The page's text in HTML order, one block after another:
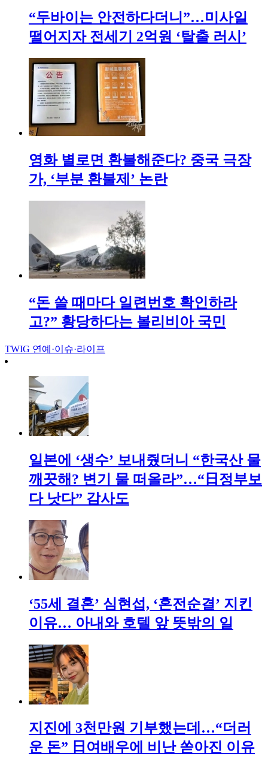
“두바이는 안전하다더니”…미사일
떨어지자 전세기 2억원 ‘탈출 러시’
영화 별로면 환불해준다? 중국 극장
가, ‘부분 환불제’ 논란
“돈 쓸 때마다 일련번호 확인하라
고?” 황당하다는 볼리비아 국민
TWIG 연예·이슈·라이프
일본에 ‘생수’ 보내줬더니 “한국산 물
깨끗해? 변기 물 떠올라”…“日정부보
다 낫다” 감사도
‘55세 결혼’ 심현섭, ‘혼전순결’ 지킨
이유… 아내와 호텔 앞 뜻밖의 일
지진에 3천만원 기부했는데…“더러
운 돈” 日여배우에 비난 쏟아진 이유